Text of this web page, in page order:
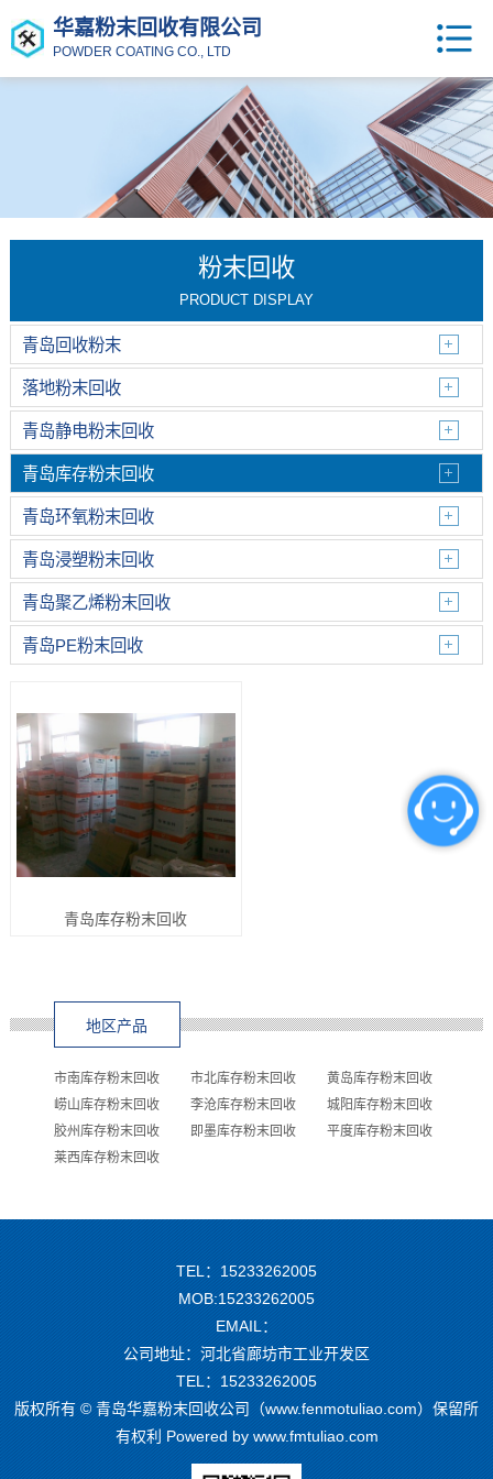
华嘉粉末回收有限公司
POWDER COATING CO., LTD
粉末回收
PRODUCT DISPLAY
青岛回收粉末
落地粉末回收
青岛静电粉末回收
青岛库存粉末回收
青岛环氧粉末回收
青岛浸塑粉末回收
青岛聚乙烯粉末回收
青岛PE粉末回收
青岛库存粉末回收
地区产品
市南库存粉末回收 市北库存粉末回收
黄岛库存粉末回收
崂山库存粉末回收
李沧库存粉末回收
城阳库存粉末回收
胶州库存粉末回收
即墨库存粉末回收
平度库存粉末回收
莱西库存粉末回收
TEL：15233262005
MOB:15233262005
EMAIL：
公司地址：河北省廊坊市工业开发区
TEL：15233262005
版权所有 © 青岛华嘉粉末回收公司（www.fenmotuliao.com）保留所
有权利 Powered by www.fmtuliao.com